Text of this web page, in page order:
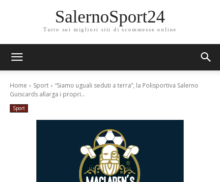
SalernoSport24
Tutto sui migliori siti di scommesse online
Home Sport
“Siamo uguali seduti a terra”, la Polisportiva Salerno
Guiscards allarga i propri...
Sport